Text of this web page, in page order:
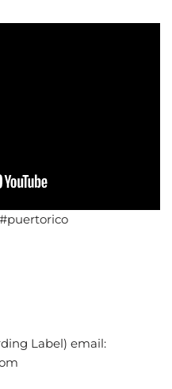
Label) email: